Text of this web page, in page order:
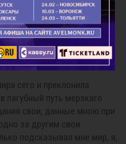
по сей день проводящую;
моя. Помилуй мя,
10
сего и преклонила
пагубный путь мерзкаго
свои, данные мною при
за другим свои
подсказывал мне мир, я,